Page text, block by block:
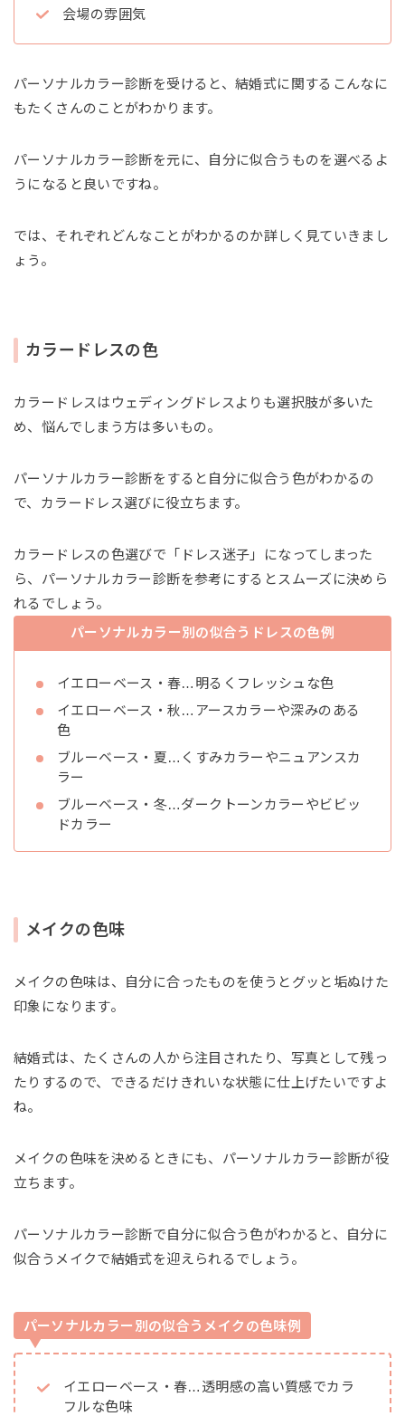
会場の雰囲気
パーソナルカラー診断を受けると、結婚式に関するこんなに
もたくさんのことがわかります。
パーソナルカラー診断を元に、自分に似合うものを選べるよ
うになると良いですね。
では、それぞれどんなことがわかるのか詳しく見ていきまし
ょう。
カラードレスの色
カラードレスはウェディングドレスよりも選択肢が多いた
め、悩んでしまう方は多いもの。
パーソナルカラー診断をすると自分に似合う色がわかるの
で、カラードレス選びに役立ちます。
カラードレスの色選びで「ドレス迷子」になってしまった
ら、パーソナルカラー診断を参考にするとスムーズに決めら
れるでしょう。
パーソナルカラー別の似合うドレスの色例
イエローベース・春…明るくフレッシュな色
イエローベース・秋…アースカラーや深みのある
色
ブルーベース・夏…くすみカラーやニュアンスカ
ラー
ブルーベース・冬…ダークトーンカラーやビビッ
ドカラー
メイクの色味
メイクの色味は、自分に合ったものを使うとグッと垢ぬけた
印象になります。
結婚式は、たくさんの人から注目されたり、写真として残っ
たりするので、できるだけきれいな状態に仕上げたいですよ
ね。
メイクの色味を決めるときにも、パーソナルカラー診断が役
立ちます。
パーソナルカラー診断で自分に似合う色がわかると、自分に
似合うメイクで結婚式を迎えられるでしょう。
パーソナルカラー別の似合うメイクの色味例
イエローベース・春…透明感の高い質感でカラ
フルな色味